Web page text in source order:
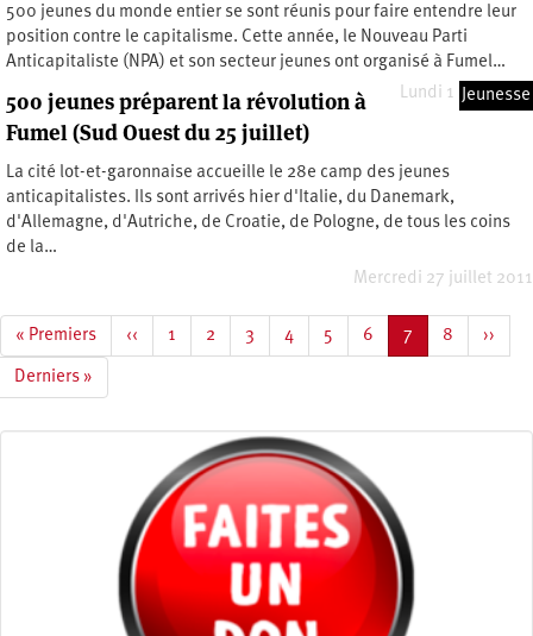
500 jeunes du monde entier se sont réunis pour faire entendre leur
position contre le capitalisme. Cette année, le Nouveau Parti
Anticapitaliste (NPA) et son secteur jeunes ont organisé à Fumel…
Lundi 1 août 2011
Jeunesse
500 jeunes préparent la révolution à
Fumel (Sud Ouest du 25 juillet)
La cité lot-et-garonnaise accueille le 28e camp des jeunes
anticapitalistes. Ils sont arrivés hier d'Italie, du Danemark,
d'Allemagne, d'Autriche, de Croatie, de Pologne, de tous les coins
de la…
Mercredi 27 juillet 2011
Première
page
« Premiers
Page
précédente
‹‹ Page
1 Page
2 Page
3 Page
4 Page
5 Page
6
Page
courante
7 Page
8
Page
››
Dernière
page
Derniers »